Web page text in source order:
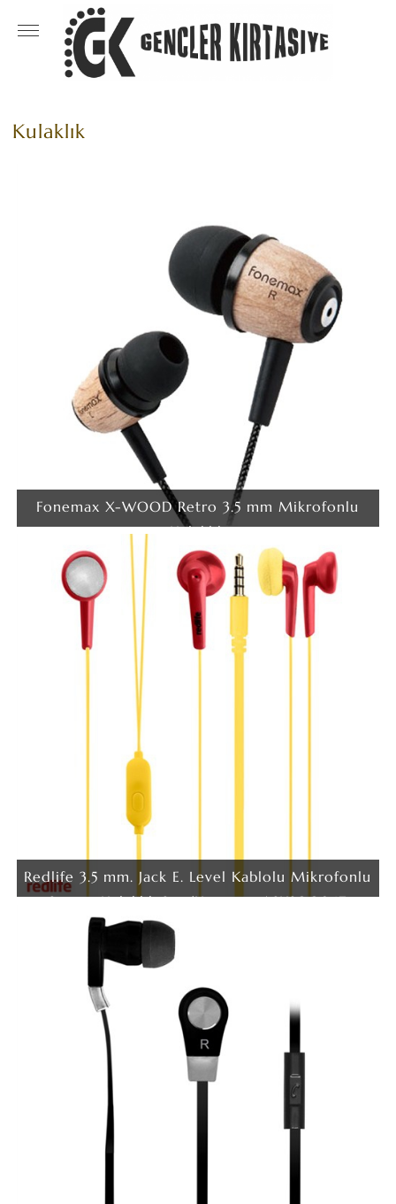
Kulaklık
Fonemax X-WOOD Retro 3.5 mm Mikrofonlu
Kulaklık
Redlife 3.5 mm. Jack E. Level Kablolu Mikrofonlu
Stereo Kulaklık Sarı/Kırmızı - ASKS00847